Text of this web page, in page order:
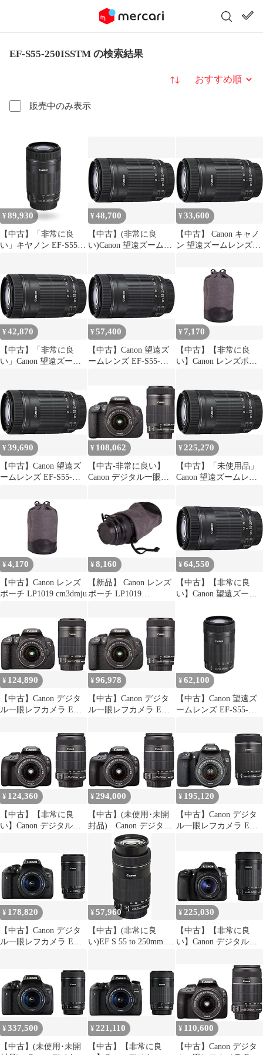
EF-S55-250ISSTM の検索結果
販売中のみ表示
並び替え
¥ 89,930
【中古】「非常に良
い」キヤノン EF-S55-
（APS-Cサイズ用）
EF-S55-250ISSTM
¥48,700
【中古】(非常に良
い)Canon 望遠ズームレ
EF-S55-250ISSTM
¥33,600
【中古】 Canon キャノ
ン 望遠ズームレンズ
IS STM APS-C対応 EF-
S55-250ISSTM
¥42,870
【中古】「非常に良
い」Canon 望遠ズーム
応 EF-S55-250ISSTM
¥57,400
【中古】Canon 望遠ズ
ームレンズ EF-S55-
APS-C対応 EF-S55-
250ISSTM rdzdsi3
¥ 7,170
【中古】【非常に良
い】Canon レンズポー
¥39,690
【中古】Canon 望遠ズ
ームレンズ EF-S55-
APS-C対応 EF-S55-
250ISSTM
¥ 108,062
【中古-非常に良い】
Canon デジタル一眼レ
ダブルズームキット
EF-S18-55 IS STM/EF-
S55-250 IS STM付属
KISSX7I-WKIT
¥225,270
【中古】「未使用品」
Canon 望遠ズームレン
EF-S55-250ISSTM
¥4,170
【中古】Canon レンズ
ポーチ LP1019 cm3dmju
¥8,160
【新品】 Canon レンズ
ポーチ LP1019
¥64,550
【中古】【非常に良
い】Canon 望遠ズーム
F4-5.6 IS STM APS-C対
応 EF-S55-250ISSTM
¥ 124,890
【中古】Canon デジタ
ル一眼レフカメラ EOS
キット EF-S18-55 IS
STM/EF-S55-250 IS
STM付属 KISSX7I-
WKIT
¥96,978
【中古】Canon デジタ
ル一眼レフカメラ EOS
キット EF-S18-55 IS
STM/EF-S55-250 IS
STM付属 KISSX7I-
WKIT
¥ 62,100
【中古】Canon 望遠ズ
ームレンズ EF-S55-
APS-C対応 EF-S55-
250ISSTM rdzdsi3
¥ 124,360
【中古】【非常に良
い】Canon デジタル一
EF-S18-55ｍｍ/EF-S55-
250ｍｍ付属 KISSX7-
WKIT khxv5rg
¥ 294,000
【中古】(未使用･未開
封品) Canon デジタル
一眼レフカメラ EOS
Kiss X7 ダブルズームキ
ット EF-S18-55ｍ
ｍ/EF-S55-250ｍｍ付属
KISSX7-WKIT 60wa65s
¥ 195,120
【中古】Canon デジタ
ル一眼レフカメラ EOS
STM/EF-S55-250 IS
STM付属 EOS70D-
WKIT rdzdsi3
¥ 178,820
【中古】Canon デジタ
ル一眼レフカメラ EOS
55mm/EF-S55-250mm
付属 EOSKISSX8I-
WKIT qqffhab
¥57,960
【中古】(非常に良
い)EF S 55 to 250mm f 4
¥ 225,030
【中古】【非常に良
い】Canon デジタル一
ダブルズームキット
EF-S18-55 IS STM/EF-
S55-250 IS STM付属
EOS80D-WKIT
ggw725x
¥337,500
【中古】(未使用･未開
¥221,110
【中古】【非常に良
¥ 110,600
【中古】Canon デジタ